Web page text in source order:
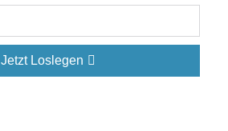
Jetzt Loslegen